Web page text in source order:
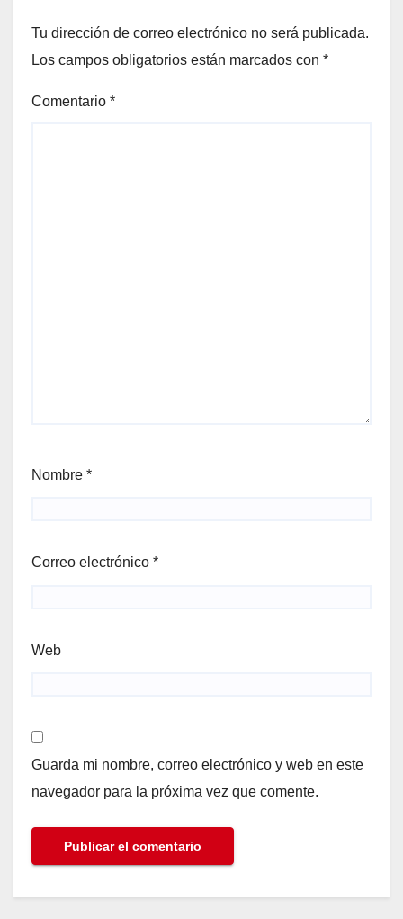
Tu dirección de correo electrónico no será publicada.
Los campos obligatorios están marcados con *
Comentario *
Nombre *
Correo electrónico *
Web
Guarda mi nombre, correo electrónico y web en este
navegador para la próxima vez que comente.